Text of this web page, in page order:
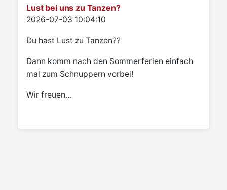
Lust bei uns zu Tanzen?
Details
2026-07-03 10:04:10
Du hast Lust zu Tanzen??
Dann komm nach den Sommerferien einfach
mal zum Schnuppern vorbei!
Wir freuen...